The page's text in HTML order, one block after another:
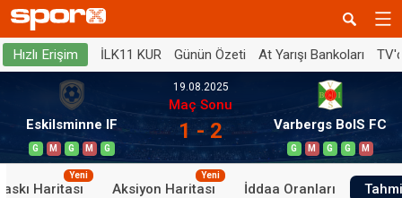
Hızlı Erişim İLK11 KUR Günün Özeti At Yarışı Bankoları
Eskilsminne IF
G M G M G
19.08.2025
Maç Sonu
1 - 2 Varbergs BoIS FC
G M G G M
Haritası
Yeni
Aksiyon Haritası
Yeni
İddaa Oranları